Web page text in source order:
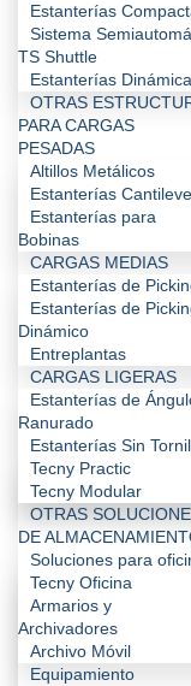
Estanterías
Sistema
TS Shuttle
Estanterías
OTRAS
PARA CARGAS
PESADAS
Altillos Metálicos
Estanterías
Estanterías para
Bobinas
CARGAS MEDIAS
Estanterías de
Estanterías de
Dinámico
Entreplantas
CARGAS LIGERAS
Estanterías de
Ranurado
Estanterías Sin
Tecny Practic
Tecny Modular
OTRAS
DE
Soluciones para
Tecny Oficina
Armarios y
Archivadores
Archivo Móvil
Equipamiento